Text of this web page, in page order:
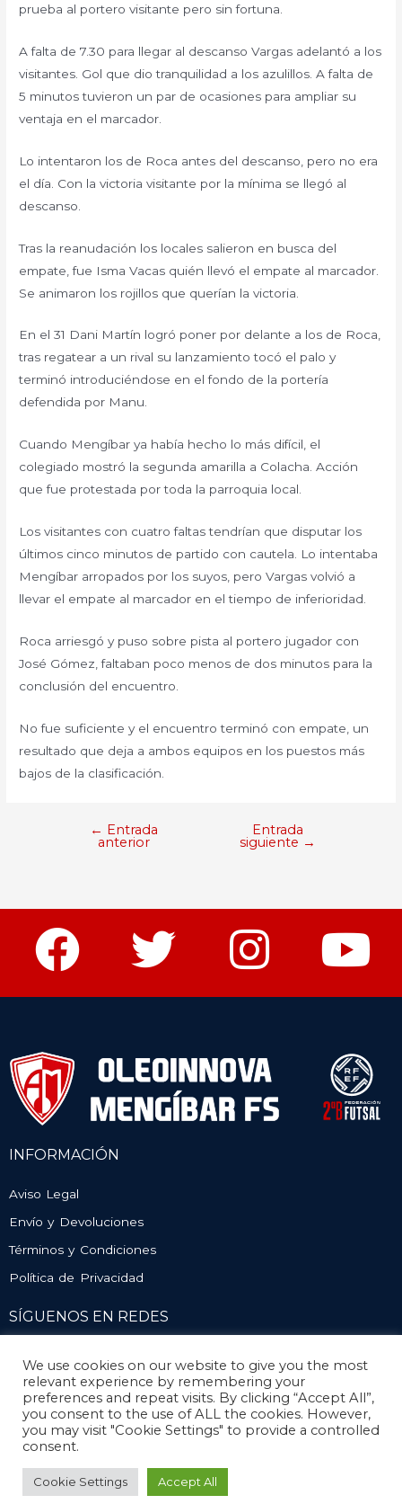
prueba al portero visitante pero sin fortuna.
A falta de 7.30 para llegar al descanso Vargas adelantó a los
visitantes. Gol que dio tranquilidad a los azulillos. A falta de
5 minutos tuvieron un par de ocasiones para ampliar su
ventaja en el marcador.
Lo intentaron los de Roca antes del descanso, pero no era
el día. Con la victoria visitante por la mínima se llegó al
descanso.
Tras la reanudación los locales salieron en busca del
empate, fue Isma Vacas quién llevó el empate al marcador.
Se animaron los rojillos que querían la victoria.
En el 31 Dani Martín logró poner por delante a los de Roca,
tras regatear a un rival su lanzamiento tocó el palo y
terminó introduciéndose en el fondo de la portería
defendida por Manu.
Cuando Mengíbar ya había hecho lo más difícil, el
colegiado mostró la segunda amarilla a Colacha. Acción
que fue protestada por toda la parroquia local.
Los visitantes con cuatro faltas tendrían que disputar los
últimos cinco minutos de partido con cautela. Lo intentaba
Mengíbar arropados por los suyos, pero Vargas volvió a
llevar el empate al marcador en el tiempo de inferioridad.
Roca arriesgó y puso sobre pista al portero jugador con
José Gómez, faltaban poco menos de dos minutos para la
conclusión del encuentro.
No fue suficiente y el encuentro terminó con empate, un
resultado que deja a ambos equipos en los puestos más
bajos de la clasificación.
← Entrada
anterior
Entrada
siguiente →
INFORMACIÓN
Aviso Legal
Envío y Devoluciones
Términos y Condiciones
Política de Privacidad
SÍGUENOS EN REDES
We use cookies on our website to give you the most
relevant experience by remembering your
preferences and repeat visits. By clicking “Accept All”,
you consent to the use of ALL the cookies. However,
you may visit "Cookie Settings" to provide a controlled
consent.
Cookie Settings Accept All